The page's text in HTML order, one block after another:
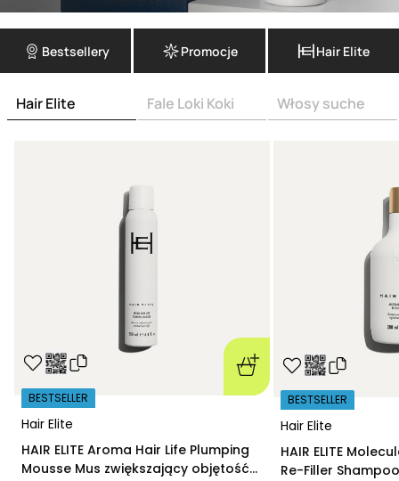
Bestsellery Promocje Hair Elite
Hair Elite Fale Loki Koki Włosy suche
Hair Elite
BESTSELLER
HAIR ELITE Aroma Hair Life Plumping
Mousse Mus zwiększający objętość
Hair Elite
BESTSELLER
HAIR ELITE
Re-Filler